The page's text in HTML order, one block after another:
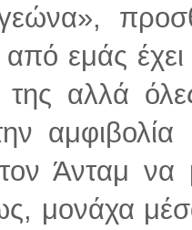
εμάς
της αλλά
αμφιβολία
Άνταμ
μονάχα